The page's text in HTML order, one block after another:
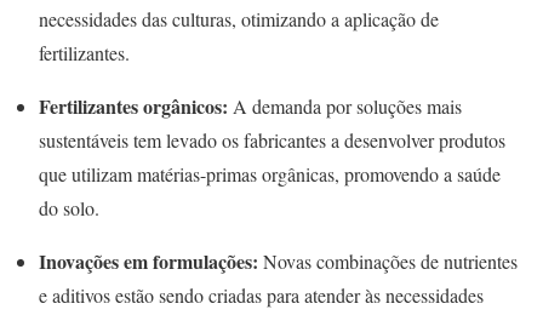
necessidades das culturas, otimizando a aplicação de
fertilizantes.
Fertilizantes orgânicos: A demanda por soluções mais
sustentáveis tem levado os fabricantes a desenvolver produtos
que utilizam matérias-primas orgânicas, promovendo a saúde
do solo.
Inovações em formulações: Novas combinações de nutrientes
e aditivos estão sendo criadas para atender às necessidades